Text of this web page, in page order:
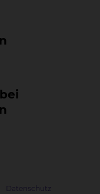
Datenschutz